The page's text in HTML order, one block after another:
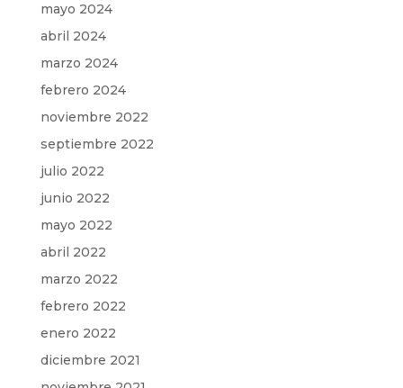
mayo 2024
abril 2024
marzo 2024
febrero 2024
noviembre 2022
septiembre 2022
julio 2022
junio 2022
mayo 2022
abril 2022
marzo 2022
febrero 2022
enero 2022
diciembre 2021